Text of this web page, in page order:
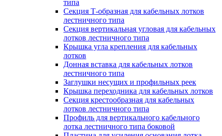
типа
Секция Т-образная для кабельных лотков
лестничного типа
Секция вертикальная угловая для кабельных
лотков лестничного типа
Крышка угла крепления для кабельных
лотков
Донная вставка для кабельных лотков
лестничного типа
Заглушки несущих и профильных реек
Крышка переходника для кабельных лотков
Секция крестообразная для кабельных
лотков лестничного типа
Профиль для вертикального кабельного
лотка лестничного типа боковой